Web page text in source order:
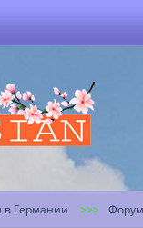
в Германии Форум